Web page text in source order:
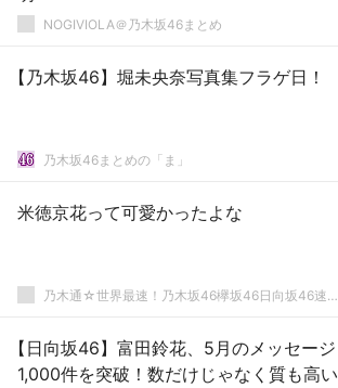
NOGIVIOLA＠乃木坂46まとめ
【乃木坂46】堀未央奈写真集フラゲ日！
乃木坂46まとめの「ま」
米徳京花って可愛かったよな
乃木通☆世界最速！乃木坂46欅坂46日向坂46速報まとめ
【日向坂46】富田鈴花、5月のメッセージ
1,000件を突破！数だけじゃなく質も高い